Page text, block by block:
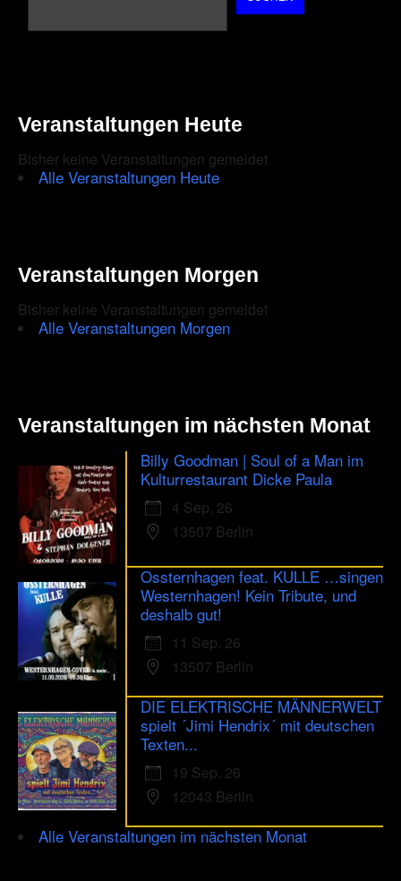
Veranstaltungen Heute
Bisher keine Veranstaltungen gemeldet
Alle Veranstaltungen Heute
Veranstaltungen Morgen
Bisher keine Veranstaltungen gemeldet
Alle Veranstaltungen Morgen
Veranstaltungen im nächsten Monat
Billy Goodman | Soul of a Man im
Kulturrestaurant Dicke Paula
4 Sep. 26
13507 Berlin
Ossternhagen feat. KULLE …singen
Westernhagen! Kein Tribute, und
deshalb gut!
11 Sep. 26
13507 Berlin
DIE ELEKTRISCHE MÄNNERWELT
spielt ´Jimi Hendrix´ mit deutschen
Texten...
19 Sep. 26
12043 Berlin
Alle Veranstaltungen im nächsten Monat